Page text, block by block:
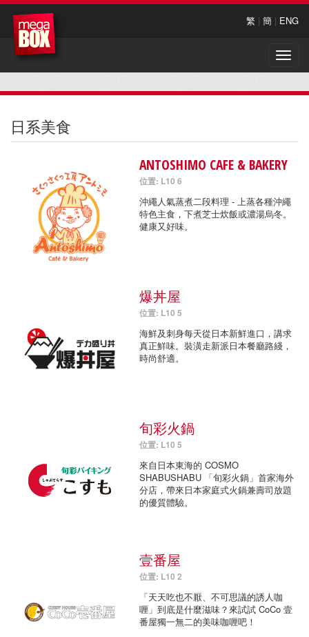
繁 | 簡 | ENG
Toggle
日系美食
ANTOSHIMO CAFE & BAKERY
位置: L10 6
沖繩人氣蒸煮二段料理 - 上蒸各種沖繩
特色主食，下煮芝士炊飯或濃湯烏冬。
健康又好味。
爆丼屋
位置: L10 5
海鮮及刺身每天從日本新鮮進口，講求
真正鮮味。裝潢走新派日本餐廳路綫，
時尚舒適。
旬彩火鍋
位置: L10 5
來自日本東海的 COSMO
SHABUSHABU 「旬彩火鍋」首家海外
分店，帶來日本家庭式火鍋兼壽司放題
的優質體驗。
壹番屋
位置: L10 2
「天天吃也不厭、不可思議的誘人咖
喱」到底是什麼滋味？來試試 CoCo 壹
番屋獨一無二的美味咖喱吧！